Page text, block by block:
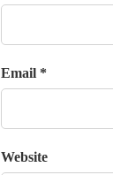
Email *
Website